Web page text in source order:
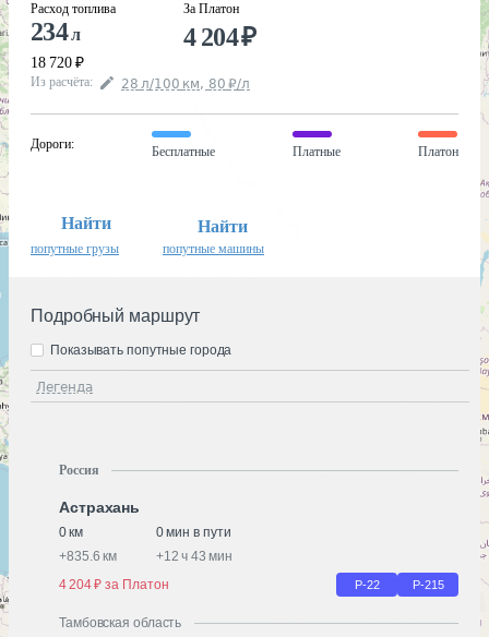
Расход топлива
234л
18 720 ₽
За Платон
4 204₽
Из расчёта: 28 л/100 км, 80 ₽/л
Дороги:
Бесплатные Платные Платон
Найти
попутные грузы
Найти
попутные машины
Подробный маршрут
Легенда
Показывать попутные города
Россия
Астрахань
0 км
0 мин в пути
+835.6 км +12 ч 43 мин
4 204 ₽ за Платон
Р-22 Р-215
Тамбовская область